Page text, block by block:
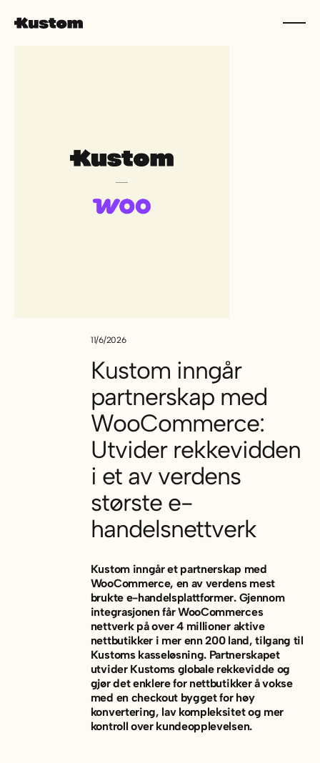
11/6/2026
Kustom inngår
partnerskap med
WooCommerce:
Utvider rekkevidden
i et av verdens
største e-
handelsnettverk
Kustom inngår et partnerskap med
WooCommerce, en av verdens mest
brukte e-handelsplattformer. Gjennom
integrasjonen får WooCommerces
nettverk på over 4 millioner aktive
nettbutikker i mer enn 200 land, tilgang til
Kustoms kasseløsning. Partnerskapet
utvider Kustoms globale rekkevidde og
gjør det enklere for nettbutikker å vokse
med en checkout bygget for høy
konvertering, lav kompleksitet og mer
kontroll over kundeopplevelsen.